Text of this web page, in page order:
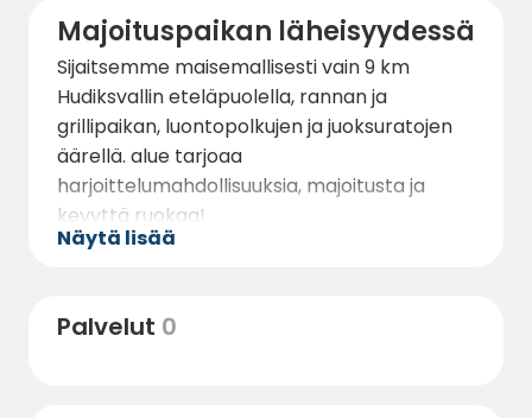
Majoituspaikan läheisyydessä
Sijaitsemme maisemallisesti vain 9 km
Hudiksvallin eteläpuolella, rannan ja
grillipaikan, luontopolkujen ja juoksuratojen
äärellä. alue tarjoaa
harjoittelumahdollisuuksia, majoitusta ja
kevyttä ruokaa!
Näytä lisää
Palvelut 0